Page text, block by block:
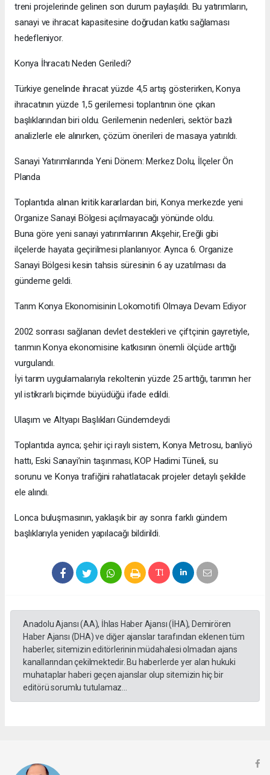
treni projelerinde gelinen son durum paylaşıldı. Bu yatırımların,
sanayi ve ihracat kapasitesine doğrudan katkı sağlaması
hedefleniyor.
Konya İhracatı Neden Geriledi?
Türkiye genelinde ihracat yüzde 4,5 artış gösterirken, Konya
ihracatının yüzde 1,5 gerilemesi toplantının öne çıkan
başlıklarından biri oldu. Gerilemenin nedenleri, sektör bazlı
analizlerle ele alınırken, çözüm önerileri de masaya yatırıldı.
Sanayi Yatırımlarında Yeni Dönem: Merkez Dolu, İlçeler Ön
Planda
Toplantıda alınan kritik kararlardan biri, Konya merkezde yeni
Organize Sanayi Bölgesi açılmayacağı yönünde oldu.
Buna göre yeni sanayi yatırımlarının Akşehir, Ereğli gibi
ilçelerde hayata geçirilmesi planlanıyor. Ayrıca 6. Organize
Sanayi Bölgesi kesin tahsis süresinin 6 ay uzatılması da
gündeme geldi.
Tarım Konya Ekonomisinin Lokomotifi Olmaya Devam Ediyor
2002 sonrası sağlanan devlet destekleri ve çiftçinin gayretiyle,
tarımın Konya ekonomisine katkısının önemli ölçüde arttığı
vurgulandı.
İyi tarım uygulamalarıyla rekoltenin yüzde 25 arttığı, tarımın her
yıl istikrarlı biçimde büyüdüğü ifade edildi.
Ulaşım ve Altyapı Başlıkları Gündemdeydi
Toplantıda ayrıca; şehir içi raylı sistem, Konya Metrosu, banliyö
hattı, Eski Sanayi’nin taşınması, KOP Hadimi Tüneli, su
sorunu ve Konya trafiğini rahatlatacak projeler detaylı şekilde
ele alındı.
Lonca buluşmasının, yaklaşık bir ay sonra farklı gündem
başlıklarıyla yeniden yapılacağı bildirildi.
Anadolu Ajansı (AA), İhlas Haber Ajansı (İHA), Demirören
Haber Ajansı (DHA) ve diğer ajanslar tarafından eklenen tüm
haberler, sitemizin editörlerinin müdahalesi olmadan ajans
kanallarından çekilmektedir. Bu haberlerde yer alan hukuki
muhataplar haberi geçen ajanslar olup sitemizin hiç bir
editörü sorumlu tutulamaz...